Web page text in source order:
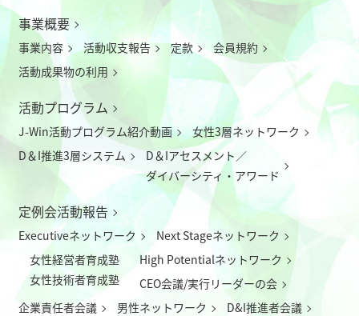
事業概要
事業内容 活動収支報告 定款
会員規約
活動成果物の利用
活動プログラム
J-Win活動プログラム紹介動画
女性3層ネットワーク
D＆I推進3層システム
D＆Iアセスメント／
ダイバーシティ・アワード
定例会活動報告
Executiveネットワーク
Next Stageネットワーク
女性経営者育成塾
女性技術者育成塾
High Potentialネットワーク
CEO会議/実行リーダーの会
企業責任者会議
男性ネットワーク D&I推進者会議